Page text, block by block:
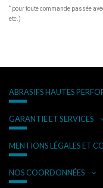
* pour toute commande passée
etc.)
ABRASIFS HAUTES
GARANTIE ET SERVICES
MENTIONS LÉGALES ET
NOS COORDONNÉES